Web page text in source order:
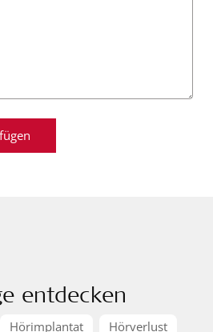
entdecken
Hörimplantat
Hörverlust